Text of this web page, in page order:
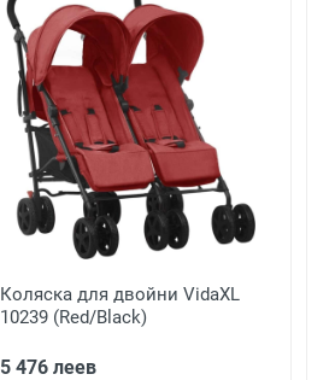
Коляска для двойни VidaXL
10239 (Red/Black)
5 476 леев